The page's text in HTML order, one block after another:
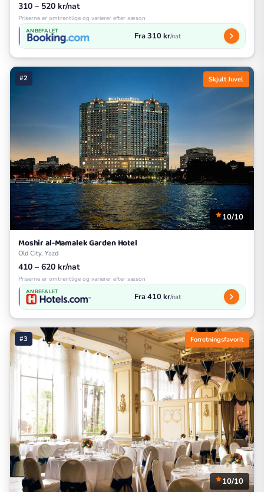
310 – 520 kr/nat
Priserne er omtrentlige og varierer efter sæson
ANBEFALET Fra 310 kr/nat
#2 Skjult Juvel
10/10
Moshir al-Mamalek Garden Hotel
Old City, Yazd
410 – 620 kr/nat
Priserne er omtrentlige og varierer efter sæson
ANBEFALET Fra 410 kr/nat
#3 Forretningsfavorit
10/10